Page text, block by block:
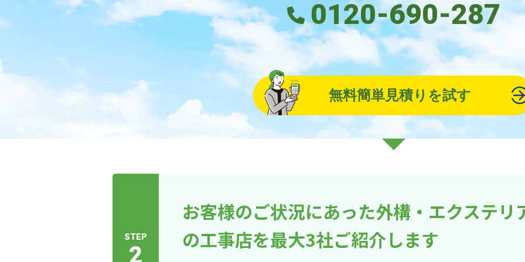
0120-690-287
無料簡単見積りを試す
STEP
2
お客様のご状況にあった外構・エクステリ
の工事店を最大3社ご紹介します